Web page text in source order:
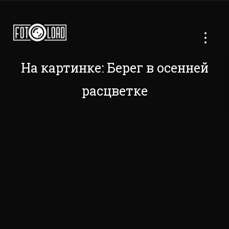
На картинке: Берег в осенней
расцветке